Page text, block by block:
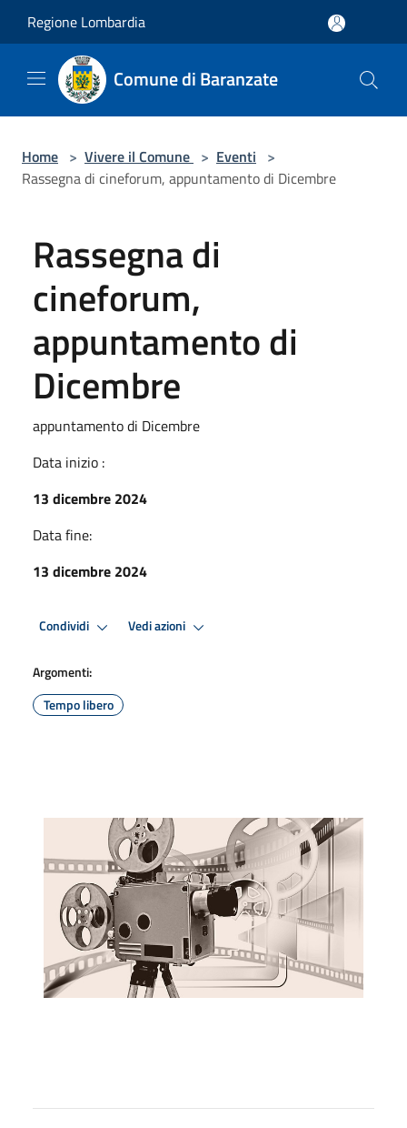
Regione Lombardia
Comune di Baranzate
Home > Vivere il Comune > Eventi >
Rassegna di cineforum, appuntamento di Dicembre
Rassegna di
cineforum,
appuntamento di
Dicembre
appuntamento di Dicembre
Data inizio :
13 dicembre 2024
Data fine:
13 dicembre 2024
Condividi Vedi azioni
Argomenti:
Tempo libero